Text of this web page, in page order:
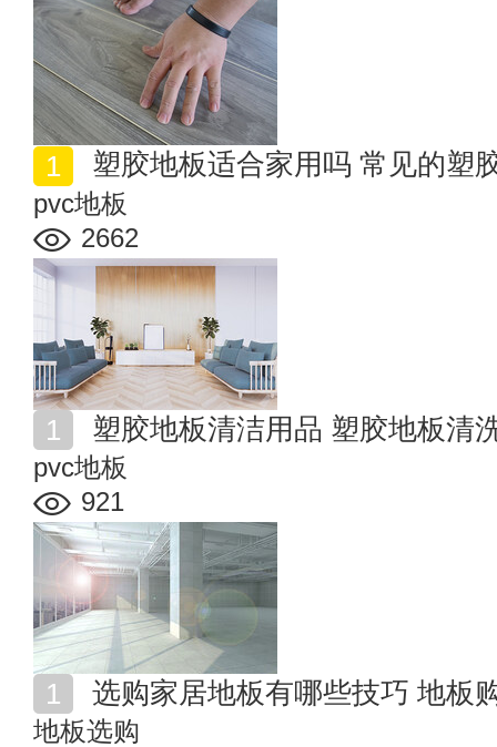
塑胶地板适合家用吗 常见的塑
pvc地板
2662
塑胶地板清洁用品 塑胶地板清
pvc地板
921
选购家居地板有哪些技巧 地板
地板选购